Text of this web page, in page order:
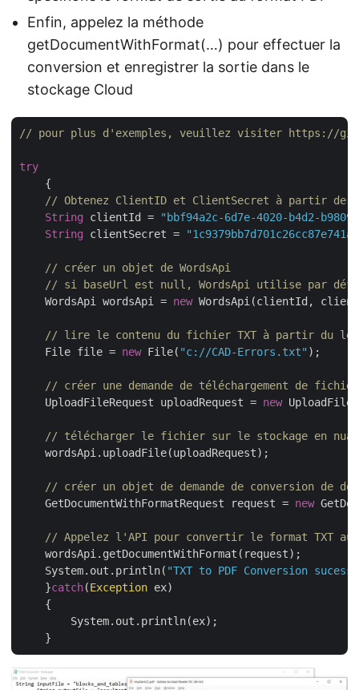
Enfin, appelez la méthode
getDocumentWithFormat(…) pour effectuer la
conversion et enregistrer la sortie dans le
stockage Cloud
// pour plus d'exemples, veuillez visiter https://
try
    {
// Obtenez ClientID et ClientSecret à partir de
String clientId =
"bbf94a2c-6d7e-4020-b4d2-
String clientSecret =
// créer un objet de WordsApi
// si baseUrl est null, WordsApi utilise par
    WordsApi wordsApi =
new WordsApi(clientId,
// lire le contenu du fichier TXT à partir du
    File file =
new File( "c://CAD-Errors.txt" );
// créer une demande de téléchargement de fichier
    UploadFileRequest uploadRequest =
new
// télécharger le fichier sur le stockage en
    wordsApi.uploadFile(uploadRequest);
// créer un objet de demande de conversion de
    GetDocumentWithFormatRequest request =
new
// Appelez l'API pour convertir le format TXT au
    wordsApi.getDocumentWithFormat(request);
    System.out.println(
"TXT to PDF Conversion
    }
catch(Exception ex)
    {
        System.out.println(ex);